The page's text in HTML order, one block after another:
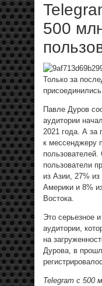
500
Только за
Павле Дуров
аудитории
2021 года. А за
к мессенджеру
пользователи
из Азии, 27%
Америки и 8%
Востока.
Это серьезное
аудитории,
на
Дурова, в
Telegram с 500